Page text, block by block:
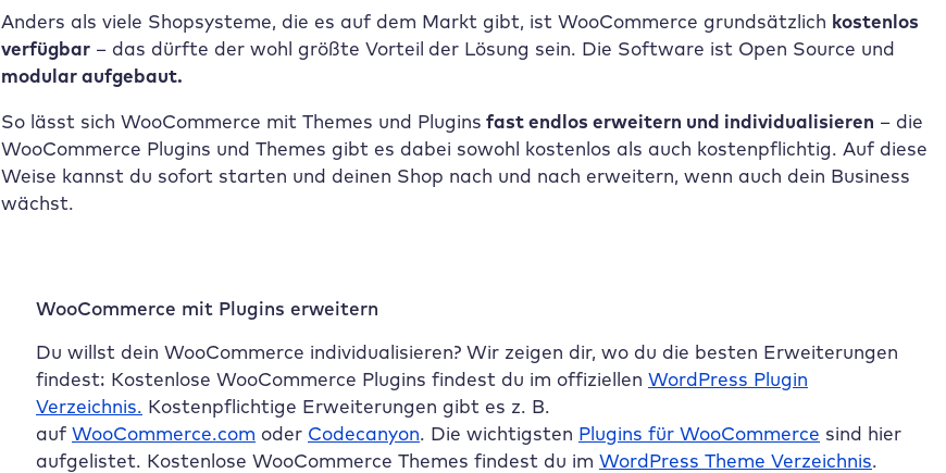
Anders als viele Shopsysteme, die es auf dem Markt gibt, ist WooCommerce grundsätzlich kostenlos
verfügbar – das dürfte der wohl größte Vorteil der Lösung sein. Die Software ist Open Source und
modular aufgebaut.
So lässt sich WooCommerce mit Themes und Plugins fast endlos erweitern und individualisieren – die
WooCommerce Plugins und Themes gibt es dabei sowohl kostenlos als auch kostenpflichtig. Auf diese
Weise kannst du sofort starten und deinen Shop nach und nach erweitern, wenn auch dein Business
wächst.
WooCommerce mit Plugins erweitern
Du willst dein WooCommerce individualisieren? Wir zeigen dir, wo du die besten Erweiterungen
findest: Kostenlose WooCommerce Plugins findest du im offiziellen WordPress Plugin
Verzeichnis. Kostenpflichtige Erweiterungen gibt es z. B.
auf WooCommerce.com oder Codecanyon. Die wichtigsten Plugins für WooCommerce sind hier
aufgelistet. Kostenlose WooCommerce Themes findest du im WordPress Theme Verzeichnis.